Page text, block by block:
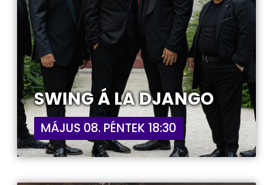
SWING Á LA DJANGO
MÁJUS 08. PÉNTEK 18:30